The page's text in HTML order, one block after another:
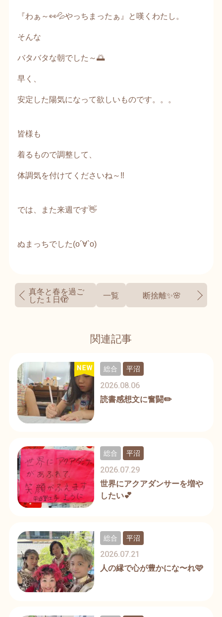
『わぁ～👀💦やっちまったぁ』と嘆くわたし。
そんな
バタバタな朝でした～🌅
早く、
安定した陽気になって欲しいものです。。。
皆様も
着るもので調整して、
体調気を付けてくださいね～‼️
では、また来週です👋
ぬまっちでした(о´∀`о)
真冬と春を過ご
した１日🫣
一覧 断捨離✨🌸
関連記事
読書感想文に奮闘✏️
2026.08.06
総合 平沼
世界にアクアダンサーを増や
したい💕
2026.07.29
総合 平沼
人の縁で心が豊かにな〜れ🩷
2026.07.21
総合 平沼